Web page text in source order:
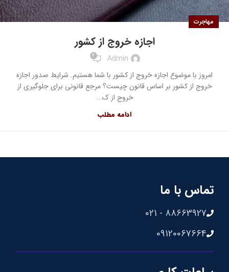
مهاجرت
اجازه خروج از کشور
Admin
4
امروز با موضوع اجازه خروج از کشور با شما هستیم. شرایط صدور اجازه
خروج از کشور بر اساس قانون چیست؟ مرجع قانونی برای جلوگیری از
خروج از ک...
ادامه مطلب
تماس با ما
88663927 - 021
09120067664